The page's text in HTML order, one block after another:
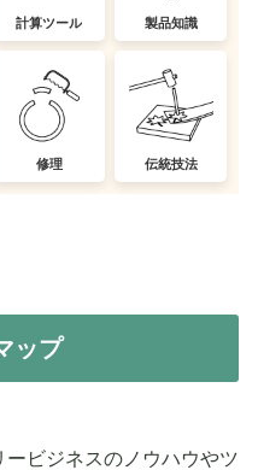
計算ツール 製品知識
修理 伝統技法
ップ
ビジネスのノウハウやツ